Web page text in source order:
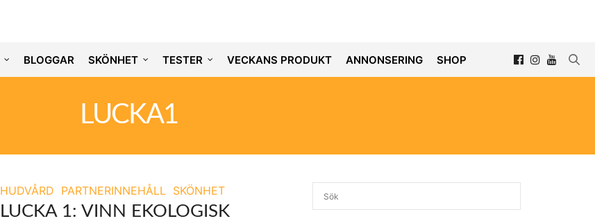
BLOGGAR SKÖNHET TESTER VECKANS PRODUKT ANNONSERING SHOP
LUCKA1
HUDVÅRD PARTNERINNEHÅLL SKÖNHET
LUCKA 1: VINN EKOLOGISK